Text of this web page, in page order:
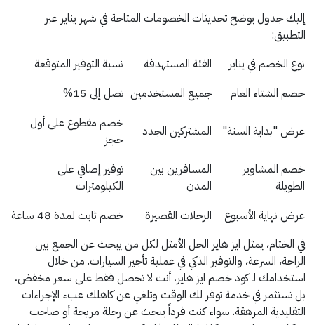
إليك جدول يوضح تحديثات الخصومات المتاحة في شهر يناير عبر
التطبيق:
نوع الخصم في يناير
الفئة المستهدفة
نسبة التوفير المتوقعة
خصم الشتاء العام
جميع المستخدمين تصل إلى 15%
عرض "بداية السنة" المشتركين الجدد
خصم مقطوع على أول
حجز
خصم المشاوير
الطويلة
المسافرين بين
المدن
توفير إضافي على
الكيلومترات
عرض نهاية الأسبوع
الرحلات القصيرة
خصم ثابت لمدة 48 ساعة
في الختام، يمثل ايز هاير الحل الأمثل لكل من يبحث عن الجمع بين
الراحة، السرعة، والتوفير الذكي في عملية تأجير السيارات. من خلال
استخدامك لـ كود خصم ايز هاير، أنت لا تحصل فقط على سعر مخفض،
بل تستثمر في خدمة توفر لك الوقت وتلغي عن كاهلك عبء الإجراءات
التقليدية المرهقة. سواء كنت فرداً يبحث عن رحلة مريحة أو صاحب